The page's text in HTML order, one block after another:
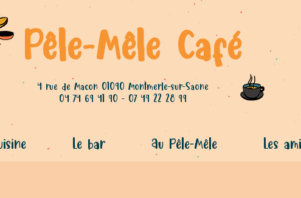
Pêle-Mêle Café
4 rue de Macon 01090 Montmerle-sur-Saone
04 74 69 41 90 - 07 49 22 28 99
Le bar Au Pêle-Mêle Les